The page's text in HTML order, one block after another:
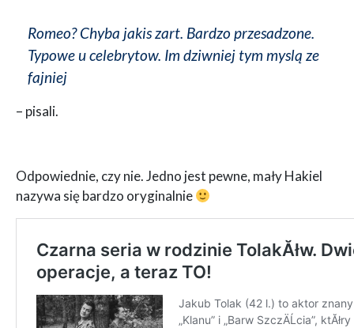
Romeo? Chyba jakis zart. Bardzo przesadzone.
Typowe u celebrytow. Im dziwniej tym myslą ze
fajniej
– pisali.
Odpowiednie, czy nie. Jedno jest pewne, mały Hakiel
nazywa się bardzo oryginalnie